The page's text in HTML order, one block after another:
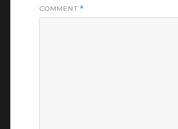
COMMENT *